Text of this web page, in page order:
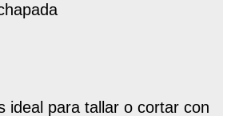
ideal para tallar o cortar con